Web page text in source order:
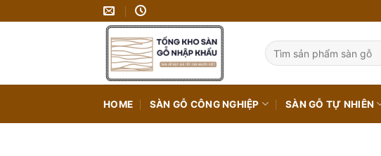
Tìm
kiếm:
HOME SÀN GỖ CÔNG NGHIỆP SÀN GỖ TỰ NHIÊN